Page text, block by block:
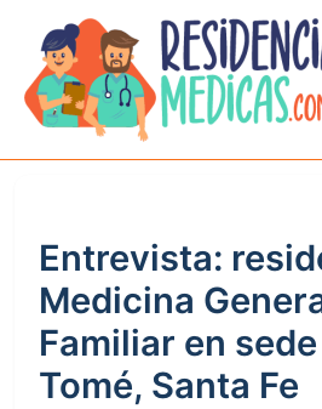
contenido
Entrevista:
Medicina
Familiar en
Tomé, Santa Fe